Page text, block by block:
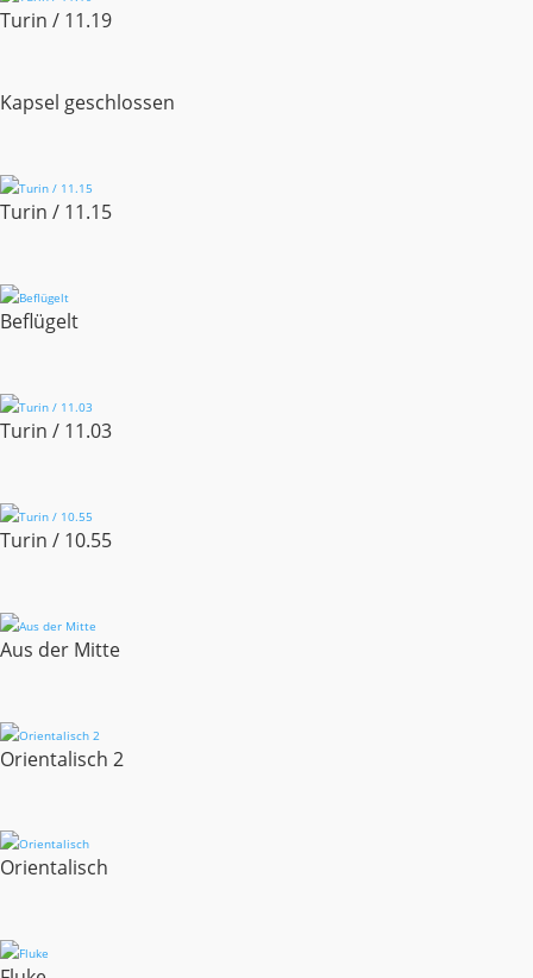
Turin / 11.19
Kapsel geschlossen
Turin / 11.15
Beflügelt
Turin / 11.03
Turin / 10.55
Aus der Mitte
Orientalisch 2
Orientalisch